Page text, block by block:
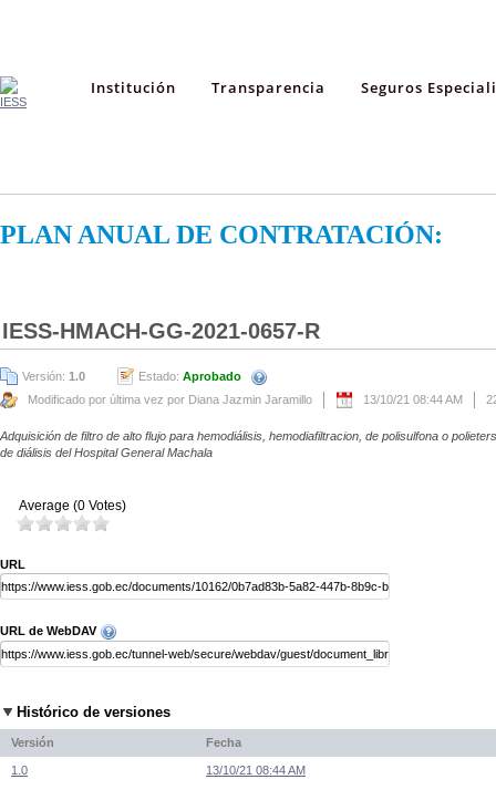
Institución Transparencia Seguros
PLAN ANUAL DE CONTRATACIÓN:
IESS-HMACH-GG-2021-0657-R
Versión: 1.0 Estado: Aprobado
Modificado por última vez por Diana Jazmin Jaramillo
13/10/21 08:44 AM
Adquisición de filtro de alto flujo para hemodiálisis, hemodiafiltracion, de polisulfona o
de diálisis del Hospital General Machala
Average (0 Votes)
URL
URL de WebDAV
Histórico de versiones
Versión Fecha
1.0 13/10/21 08:44 AM